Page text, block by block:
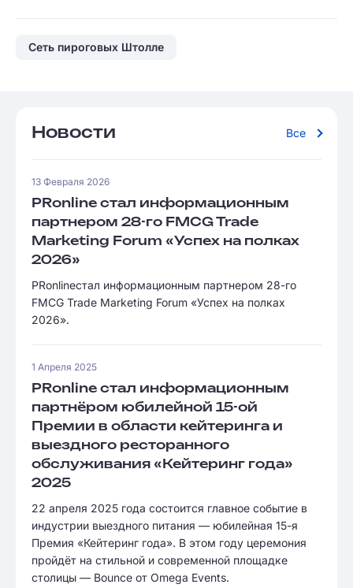
Сеть пироговых Штолле
Новости Все
13 Февраля 2026
PRonline стал информационным
партнером 28-го FMCG Trade
Marketing Forum «Успех на полках
2026»
PRonlineстал информационным партнером 28-го
FMCG Trade Marketing Forum «Успех на полках
2026».
1 Апреля 2025
PRonline стал информационным
партнёром юбилейной 15-ой
Премии в области кейтеринга и
выездного ресторанного
обслуживания «Кейтеринг года»
2025
22 апреля 2025 года состоится главное событие в
индустрии выездного питания — юбилейная 15-я
Премия «Кейтеринг года». В этом году церемония
пройдёт на стильной и современной площадке
столицы — Bounce от Omega Events.